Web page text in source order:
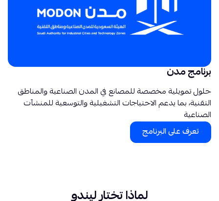
برنامج مدن
حلول تمويلية مخصصة للمصانع في المدن الصناعية والمناطق
التقنية، بما يدعم الاحتياجات التشغيلية والتوسعية للمنشآت
الصناعية
تعرف على البرنامج
لماذا تختار ليندو